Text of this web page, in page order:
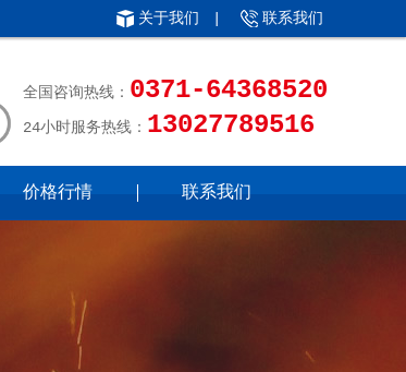
关于我们 联系我们
全国咨询热线： 0371-64368520
24小时服务热线： 13027789516
价格行情 联系我们